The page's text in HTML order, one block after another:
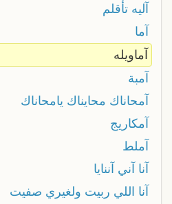
آليه تأقلم
آما
آماويله
آمبة
آمحاناك محايناك يامحاناك
آمكاريج
آملط
آنا آني آننايا
آنا اللي ربيت ولغيري صفيت